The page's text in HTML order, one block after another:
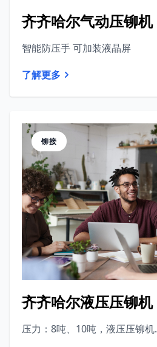
齐齐哈尔气动压铆机
智能防压手 可加装液晶屏
了解更多
铆接
齐齐哈尔液压压铆机
压力：8吨、10吨，液压压铆机.